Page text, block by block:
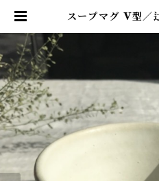
スープマグ V型